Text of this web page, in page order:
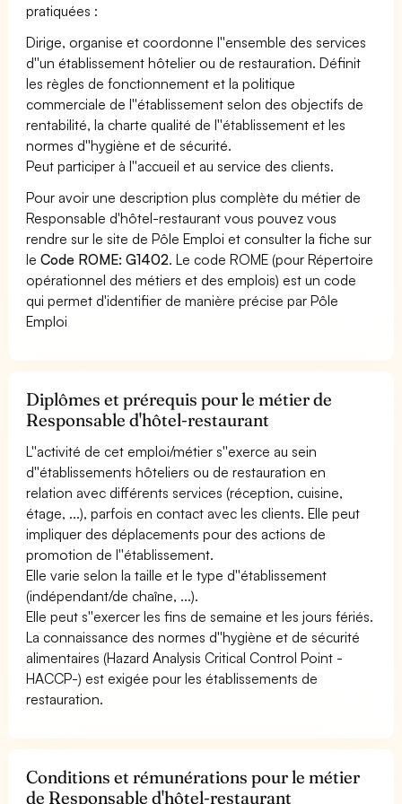
pratiquées :
Dirige, organise et coordonne l''ensemble des services
d''un établissement hôtelier ou de restauration. Définit
les règles de fonctionnement et la politique
commerciale de l''établissement selon des objectifs de
rentabilité, la charte qualité de l''établissement et les
normes d''hygiène et de sécurité.
Peut participer à l''accueil et au service des clients.
Pour avoir une description plus complète du métier de
Responsable d'hôtel-restaurant vous pouvez vous
rendre sur le site de Pôle Emploi et consulter la fiche sur
leCode ROME: G1402. Le code ROME (pour Répertoire
opérationnel des métiers et des emplois) est un code
qui permet d'identifier de manière précise par Pôle
Emploi
Diplômes et prérequis pour le métier de
Responsable d'hôtel-restaurant
L''activité de cet emploi/métier s''exerce au sein
d''établissements hôteliers ou de restauration en
relation avec différents services (réception, cuisine,
étage, ...), parfois en contact avec les clients. Elle peut
impliquer des déplacements pour des actions de
promotion de l''établissement.
Elle varie selon la taille et le type d''établissement
(indépendant/de chaîne, ...).
Elle peut s''exercer les fins de semaine et les jours fériés.
La connaissance des normes d''hygiène et de sécurité
alimentaires (Hazard Analysis Critical Control Point -
HACCP-) est exigée pour les établissements de
restauration.
Conditions et rémunérations pour le métier
de Responsable d'hôtel-restaurant